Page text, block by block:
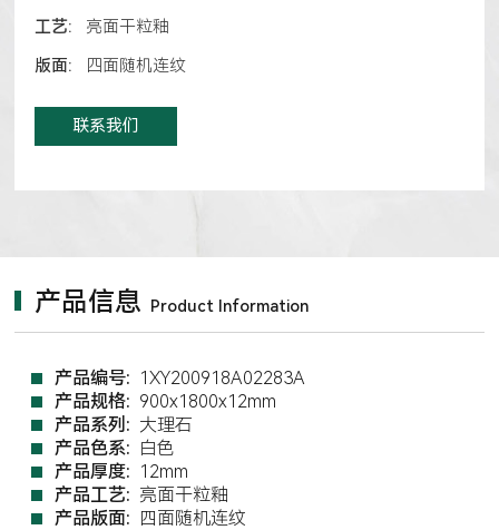
工艺:
亮面干粒釉
版面:
四面随机连纹
联系我们
产品信息 Product Information
产品编号: 1XY200918A02283A
产品规格: 900x1800x12mm
产品系列: 大理石
产品色系: 白色
产品厚度: 12mm
产品工艺: 亮面干粒釉
产品版面: 四面随机连纹